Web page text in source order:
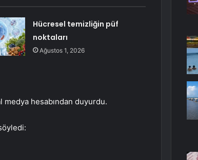
Hücresel temizliğin püf
noktaları
Ağustos 1, 2026
medya hesabından duyurdu.